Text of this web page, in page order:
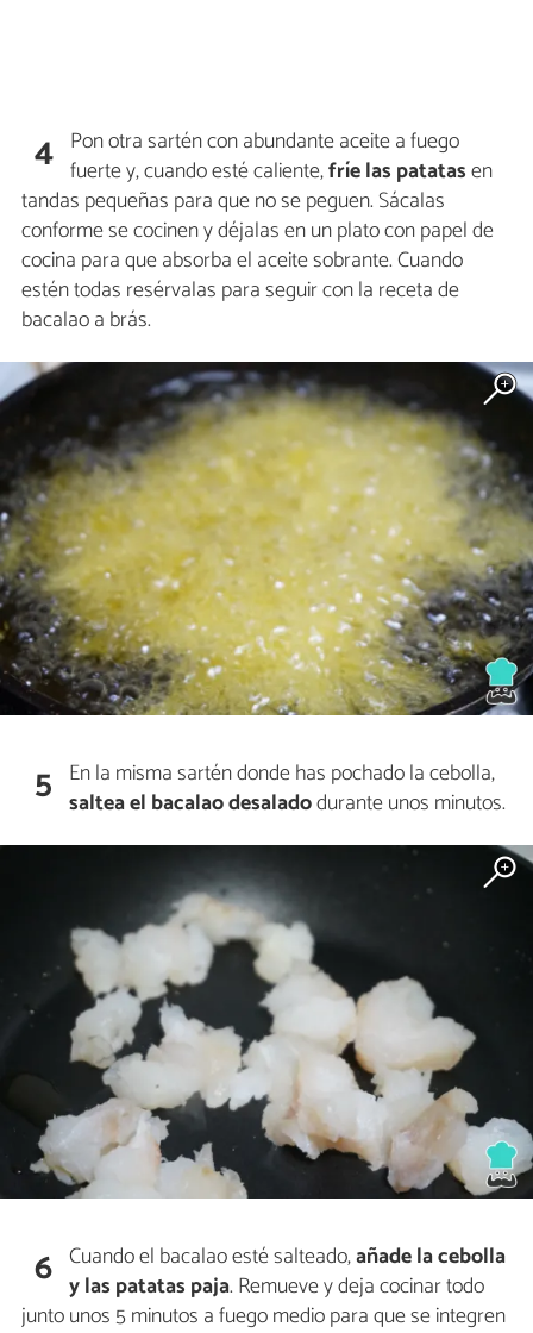
4 Pon otra sartén con abundante aceite a fuego
fuerte y, cuando esté caliente,fríe las patatasen
tandas pequeñas para que no se peguen. Sácalas
conforme se cocinen y déjalas en un plato con papel de
cocina para que absorba el aceite sobrante. Cuando
estén todas resérvalas para seguir con la receta de
bacalao a brás.
5 En la misma sartén donde has pochado la cebolla,
saltea el bacalao desaladodurante unos minutos.
6 Cuando el bacalao esté salteado,añade la cebolla
y las patatas paja. Remueve y deja cocinar todo
junto unos 5 minutos a fuego medio para que se integren